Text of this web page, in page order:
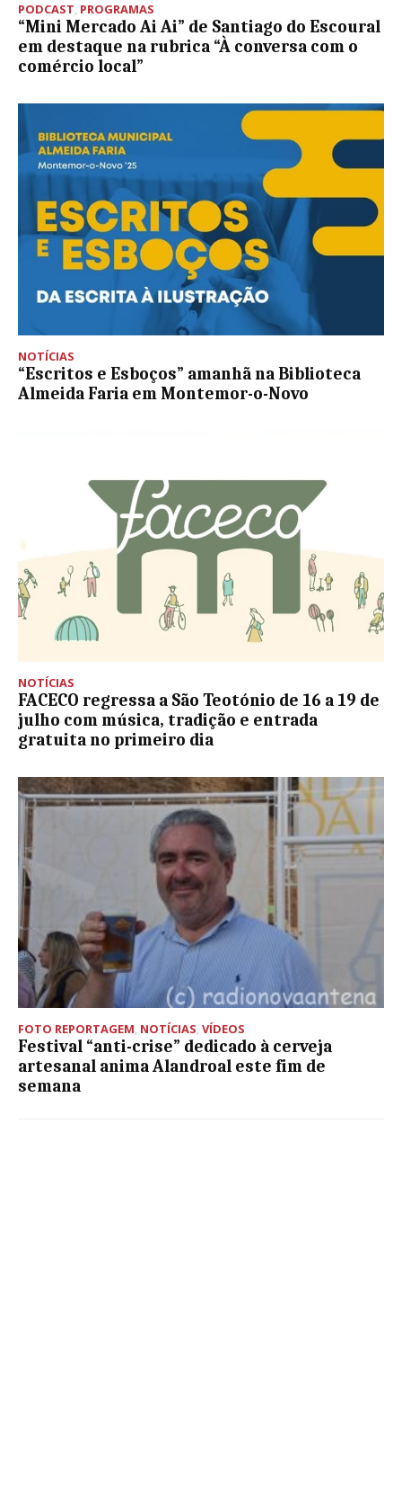
PODCAST, PROGRAMAS
“Mini Mercado Ai Ai” de Santiago do Escoural
em destaque na rubrica “À conversa com o
comércio local”
NOTÍCIAS
“Escritos e Esboços” amanhã na Biblioteca
Almeida Faria em Montemor-o-Novo
NOTÍCIAS
FACECO regressa a São Teotónio de 16 a 19 de
julho com música, tradição e entrada
gratuita no primeiro dia
FOTO REPORTAGEM NOTÍCIAS VÍDEOS
Festival “anti-crise” dedicado à cerveja
artesanal anima Alandroal este fim de
semana